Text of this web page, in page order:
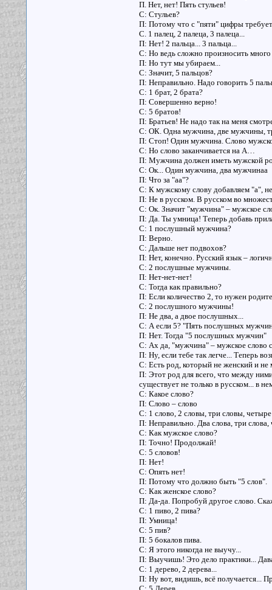
П. Нет, нет! Пять стульев!
С: Стульев?
П: Потому что с "пяти" цифры
С. 1 палец, 2 палеца, 3 палеца...
П: Нет! 2 пальца... 3 пальца...
С: Но ведь сложно произносить
П: Но тут мы убираем...
С: Значит, 5 пальцов?
П: Неправильно. Надо говорить 5
С: 1 брат, 2 брата?
П: Совершенно верно!
С: 5 братов!
П: Братьев! Не надо так на меня
С: ОК. Одна мужчина, две мужчины,
П: Стоп! Один мужчина. Слово
С: Но слово заканчивается на А…
П: Мужчина должен иметь мужской
С: Ок... Один мужчина, два мужчинаа
П: Что за "аа"?
С: К мужскому слову добавляем "а",
П: Не в русском. В русском во
С: Ок. Значит "мужчина" – мужское
П: Да. Ты умница! Теперь добавь
С: 1 послушный мужчина?
П: Верно.
С: Дальше нет подвохов?
П: Нет, конечно. Русский язык –
С: 2 послушные мужчины.
П: Нет-нет-нет!
С: Тогда как правильно?
П: Если количество 2, то нужен
С: 2 послушного мужчины!
П: Не два, а двое послушных...
С: А если 5? "Пять послушных
П: Нет. Тогда "5 послушных мужчин"
С: Ах да, "мужчина" – мужское слово
П: Ну, если тебе так легче... Теперь
С: Есть род, который не женский и не
П: Этот род для всего, что между
существует не только в русском... в
С: Какое слово?
П: Слово – слово
С: 1 слово, 2 словы, три словы,
П: Неправильно. Два слова, три слова,
С: Как мужское слово?
П: Точно! Продолжай!
С: 5 словов!
П: Нет!
С: Опять нет!
П: Потому что должно быть "5 слов".
С: Как женское слово?
П: Да-да. Попробуй другое слово.
С: 1 пиво, 2 пива?
П: Умница!
С: 5 пив?
П: 5 бокалов пива.
С: Я этого никогда не выучу...
П: Выучишь! Это дело практики...
С: 1 дерево, 2 дерева...
П: Ну вот, видишь, всё получается...